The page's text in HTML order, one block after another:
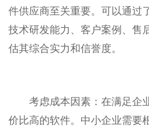
件供应商至关重要。可以通过
技术研发能力、客户案例、售
估其综合实力和信誉度。
考虑成本因素：在满足企
价比高的软件。中小企业需要